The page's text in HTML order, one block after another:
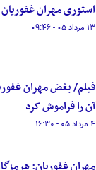
استوری مهران
۱۳ مرداد ۰۵ - ۰۹:۴۶
فیلم/ بغض‌ مهران
آن را فراموش کرد
۴ مرداد ۰۵ - ۱۶:۳۰